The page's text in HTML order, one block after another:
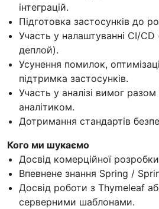
інтеграцій.
Підготовка застосунків до
Участь у налаштуванні CI/
деплой).
Усунення помилок,
підтримка застосунків.
Участь у аналізі вимог разом
аналітиком.
Дотримання стандартів
Кого ми шукаємо
Досвід комерційної
Впевнене знання Spring /
Досвід роботи з Thymeleaf
серверними шаблонами.